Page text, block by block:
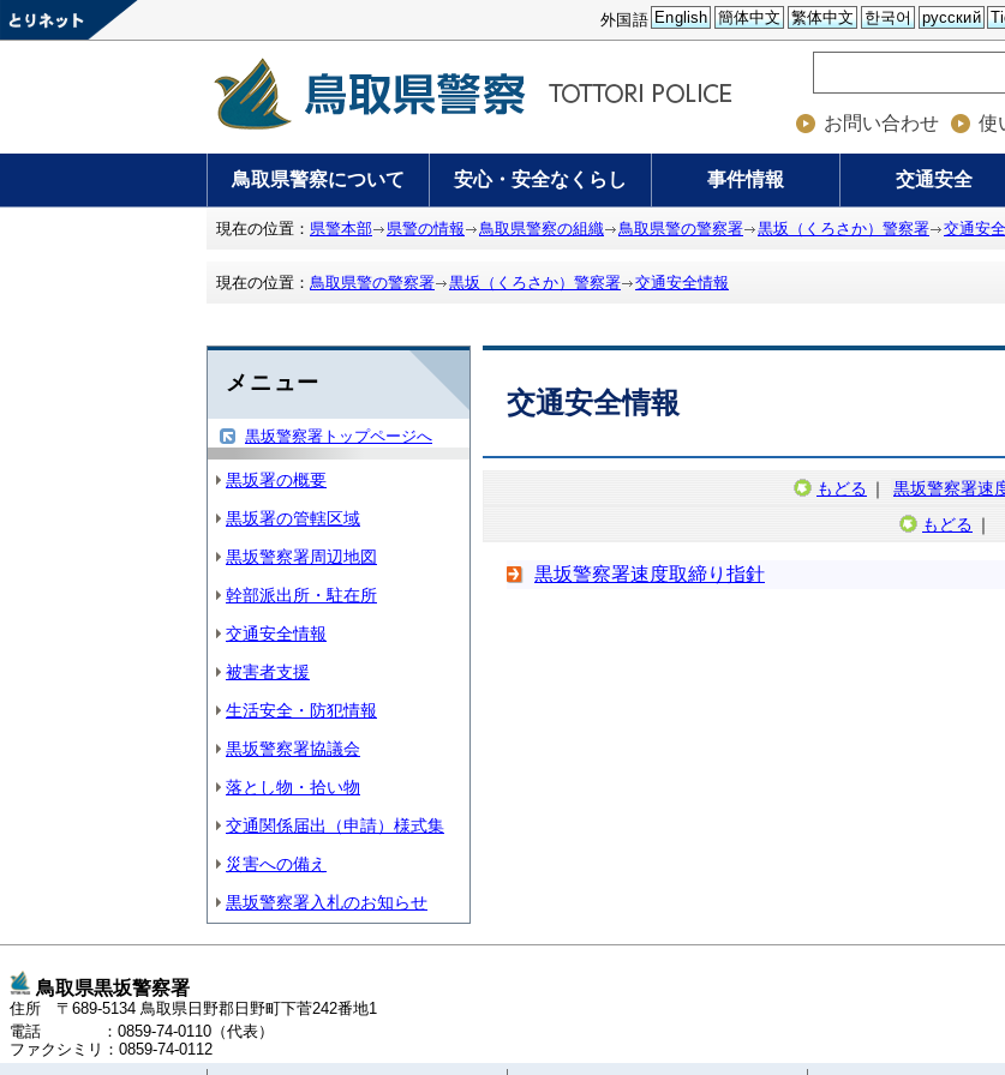
外国語 English 簡体中文 繁体中文 한국어 русский
お問い合わせ 使
鳥取県警察について 安心・安全なくらし 事件情報 交通安全
現在の位置： 県警本部 県警の情報 鳥取県警察の組織 鳥取県警の警察署 黒坂（くろさか）警察署 交通安
現在の位置： 鳥取県警の警察署 黒坂（くろさか）警察署 交通安全情報
メニュー
黒坂警察署トップページへ
黒坂署の概要
黒坂署の管轄区域
黒坂警察署周辺地図
幹部派出所・駐在所
交通安全情報
被害者支援
生活安全・防犯情報
黒坂警察署協議会
落とし物・拾い物
交通関係届出（申請）様式集
災害への備え
黒坂警察署入札のお知らせ
交通安全情報
もどる ｜
黒坂警察署速
もどる ｜
黒坂警察署速度取締り指針
鳥取県黒坂警察署
住所 〒689-5134 鳥取県日野郡日野町下菅242番地1
電話 ：0859-74-0110（代表）
ファクシミリ：0859-74-0112